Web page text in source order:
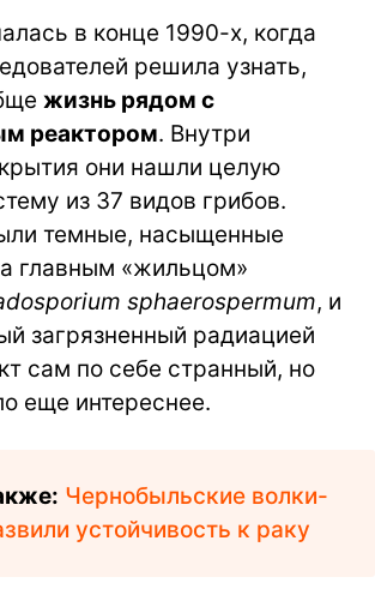
в конце 1990-х, когда
решила узнать,
жизнь рядом с
реактором. Внутри
они нашли целую
из 37 видов грибов.
темные, насыщенные
главным «жильцом»
sphaerospermum, и
загрязненный радиацией
сам по себе странный, но
еще интереснее.
Чернобыльские волки-
устойчивость к раку